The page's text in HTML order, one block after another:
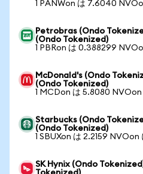
1 PANWon は 7.6040
Petrobras (Ondo
(Ondo Tokenized)
1 PBRon は 0.388299
McDonald's (Ondo
(Ondo Tokenized)
1 MCDon は 5.8080 NVOon
Starbucks (Ondo
(Ondo Tokenized)
1 SBUXon は 2.2159 NVOon
SK Hynix (Ondo